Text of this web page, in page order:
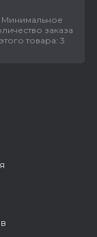
Минимальное
заказа
этого товара: 3